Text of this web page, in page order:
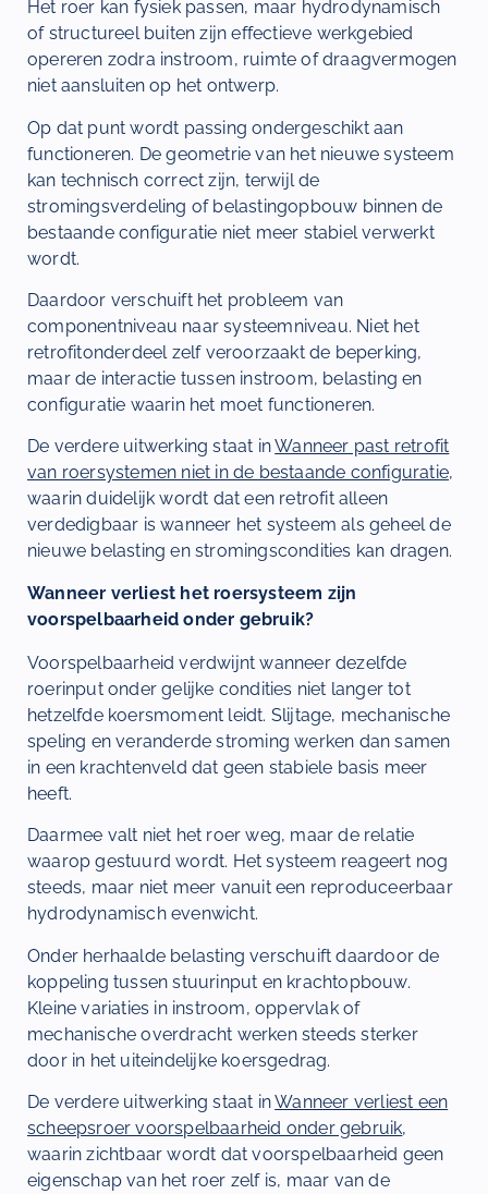
Het roer kan fysiek passen, maar hydrodynamisch
of structureel buiten zijn effectieve werkgebied
opereren zodra instroom, ruimte of draagvermogen
niet aansluiten op het ontwerp.
Op dat punt wordt passing ondergeschikt aan
functioneren. De geometrie van het nieuwe systeem
kan technisch correct zijn, terwijl de
stromingsverdeling of belastingopbouw binnen de
bestaande configuratie niet meer stabiel verwerkt
wordt.
Daardoor verschuift het probleem van
componentniveau naar systeemniveau. Niet het
retrofitonderdeel zelf veroorzaakt de beperking,
maar de interactie tussen instroom, belasting en
configuratie waarin het moet functioneren.
De verdere uitwerking staat inWanneer past retrofit
van roersystemen niet in de bestaande configuratie,
waarin duidelijk wordt dat een retrofit alleen
verdedigbaar is wanneer het systeem als geheel de
nieuwe belasting en stromingscondities kan dragen.
Wanneer verliest het roersysteem zijn
voorspelbaarheid onder gebruik?
Voorspelbaarheid verdwijnt wanneer dezelfde
roerinput onder gelijke condities niet langer tot
hetzelfde koersmoment leidt. Slijtage, mechanische
speling en veranderde stroming werken dan samen
in een krachtenveld dat geen stabiele basis meer
heeft.
Daarmee valt niet het roer weg, maar de relatie
waarop gestuurd wordt. Het systeem reageert nog
steeds, maar niet meer vanuit een reproduceerbaar
hydrodynamisch evenwicht.
Onder herhaalde belasting verschuift daardoor de
koppeling tussen stuurinput en krachtopbouw.
Kleine variaties in instroom, oppervlak of
mechanische overdracht werken steeds sterker
door in het uiteindelijke koersgedrag.
De verdere uitwerking staat inWanneer verliest een
scheepsroer voorspelbaarheid onder gebruik,
waarin zichtbaar wordt dat voorspelbaarheid geen
eigenschap van het roer zelf is, maar van de